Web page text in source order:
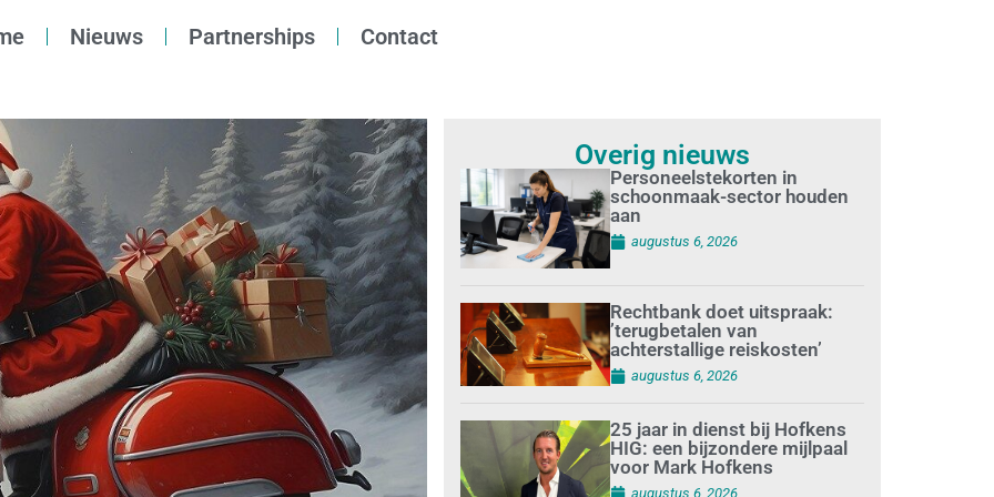
Nieuws Partnerships Contact
Overig nieuws
Personeelstekorten in
schoonmaak-sector houden
aan
augustus 6, 2026
Rechtbank doet uitspraak:
’terugbetalen van
achterstallige reiskosten’
augustus 6, 2026
25 jaar in dienst bij Hofkens
HIG: een bijzondere mijlpaal
voor Mark Hofkens
augustus 6, 2026